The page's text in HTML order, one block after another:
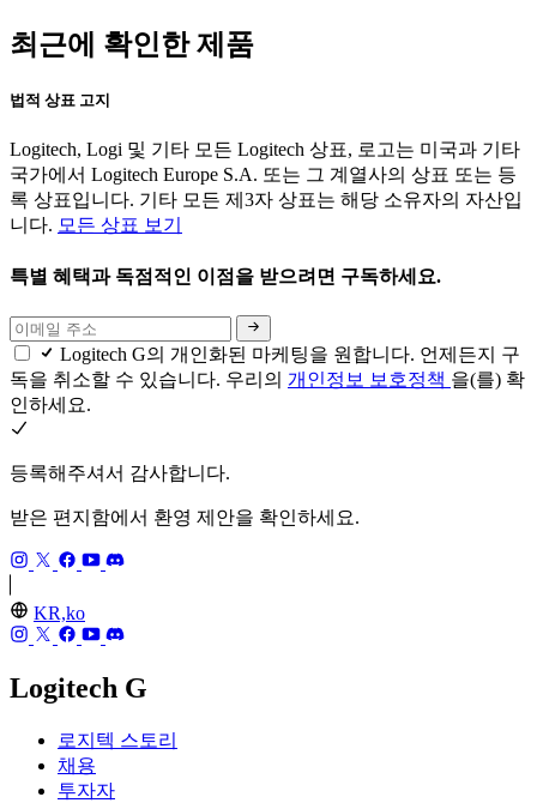
최근에 확인한 제품
법적 상표 고지
Logitech, Logi 및 기타 모든 Logitech 상표, 로고는 미국과 기타
국가에서 Logitech Europe S.A. 또는 그 계열사의 상표 또는 등
록 상표입니다. 기타 모든 제3자 상표는 해당 소유자의 자산입
니다. 모든 상표 보기
특별 혜택과 독점적인 이점을 받으려면 구독하세요.
Logitech G의 개인화된 마케팅을 원합니다. 언제든지 구
독을 취소할 수 있습니다. 우리의 개인정보 보호정책 을(를) 확
인하세요.
등록해주셔서 감사합니다.
받은 편지함에서 환영 제안을 확인하세요.
KR,ko
Logitech G
로지텍 스토리
채용
투자자